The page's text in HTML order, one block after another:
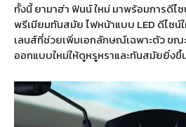
ทั้งนี้ยามาฮ่า ฟินน์ ใหม่มาพร้อมการดีไ
พรีเมียมทันสมัย ไฟหน้าแบบ LED ดีไซน์
เลนส์ที่ช่วยเพิ่มเอกลักษณ์เฉพาะตัว ขณ
ออกแบบใหม่ให้ดูหรูหราและทันสมัยยิ่งขึ้